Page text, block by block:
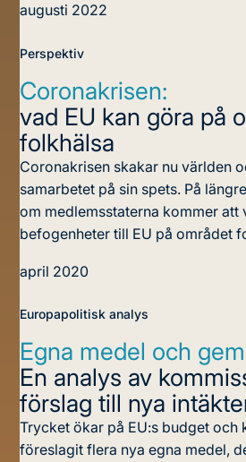
augusti 2022
Perspektiv
Coronakrisen:
vad EU kan göra på
folkhälsa
Coronakrisen skakar nu världen
samarbetet på sin spets. På
om medlemsstaterna kommer att
befogenheter till EU på området
april 2020
Europapolitisk analys
Egna medel och
En analys av
förslag till nya
Trycket ökar på EU:s budget och
föreslagit flera nya egna medel,